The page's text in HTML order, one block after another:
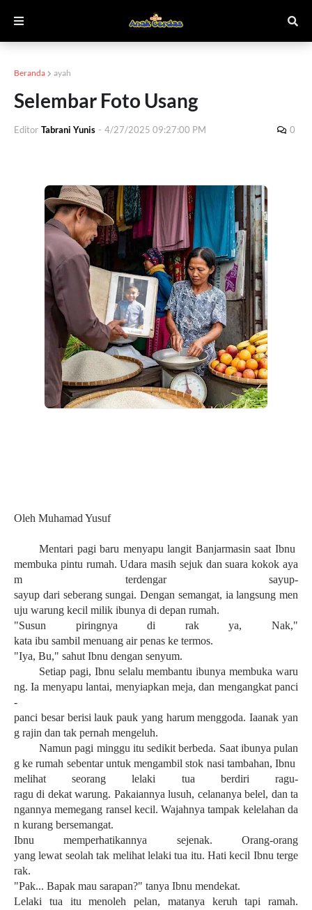
Beranda ayah
Selembar Foto Usang
Editor Tabrani Yunis - 4/27/2025 09:27:00 PM 0
Oleh Muhamad Yusuf
Mentari pagi baru menyapu langit Banjarmasinsaat Ibnu
membuka pintu rumah.Udara masih sejuk dan suara kokokaya
m
terdengar
sayup-
sayup dari seberang sungai. Dengan semangat, ia langsung men
uju warung kecil milik ibunya di depan rumah.
"Susun piringnya di rak ya,Nak,"
kata ibu sambil menuang airpenas ke termos.
"Iya, Bu," sahut Ibnu dengan senyum.
Setiap pagi, Ibnu selalu membantu ibunya membukawaru
ng.Ia menyapu lantai, menyiapkan meja,dan mengangkat panci
-
panci besar berisi lauk pauk yang harum menggoda.Iaanak yan
g rajin dan tak pernah mengeluh.
Namun pagi minggu itu sedikit berbeda. Saat ibunya pulan
g ke rumah sebentar untuk mengambil stok nasi tambahan,Ibnu
melihat
seorang lelaki tua berdiri
ragu-
ragu di dekatwarung. Pakaiannya lusuh, celananya belel, dan ta
ngannyamemegang ransel kecil.Wajahnya tampak kelelahan da
n kurang bersemangat.
Ibnu
memperhatikannya sejenak. Orang-orang
yanglewat seolah tak melihat lelaki tua itu. Hati kecil Ibnu terge
rak.
"Pak... Bapak mau sarapan?" tanya Ibnu mendekat.
Lelaki
tua itu menoleh pelan, matanya keruh tapi ramah.